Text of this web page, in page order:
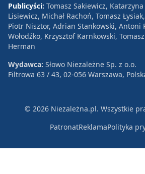
Publicyści: Tomasz Sakiewicz,
Lisiewicz, Michał Rachoń, Tomasz
Piotr Nisztor, Adrian Stankowski, Antoni
Wołodźko, Krzysztof Karnkowski,
Herman
Wydawca: Słowo Niezależne Sp. z o.o.
Filtrowa 63 / 43, 02-056 Warszawa,
© 2026 Niezależna.pl. Wszystkie
PatronatReklamaPolityka